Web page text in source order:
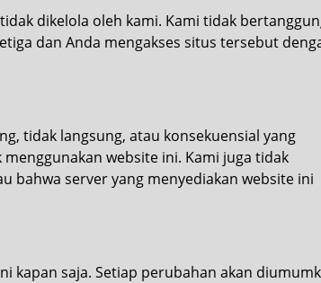
dikelola oleh kami. Kami tidak
dan Anda mengakses situs tersebut
tidak langsung, atau konsekuensial yang
website ini. Kami juga tidak
bahwa server yang menyediakan website ini
kapan saja. Setiap perubahan akan